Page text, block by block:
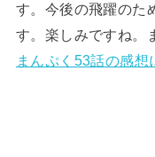
す。今後の飛躍のた
す。楽しみですね。
まんぷく53話の感想